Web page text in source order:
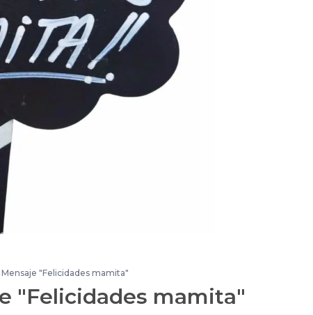
"Felicidades mamita"
"Felicidades mamita"